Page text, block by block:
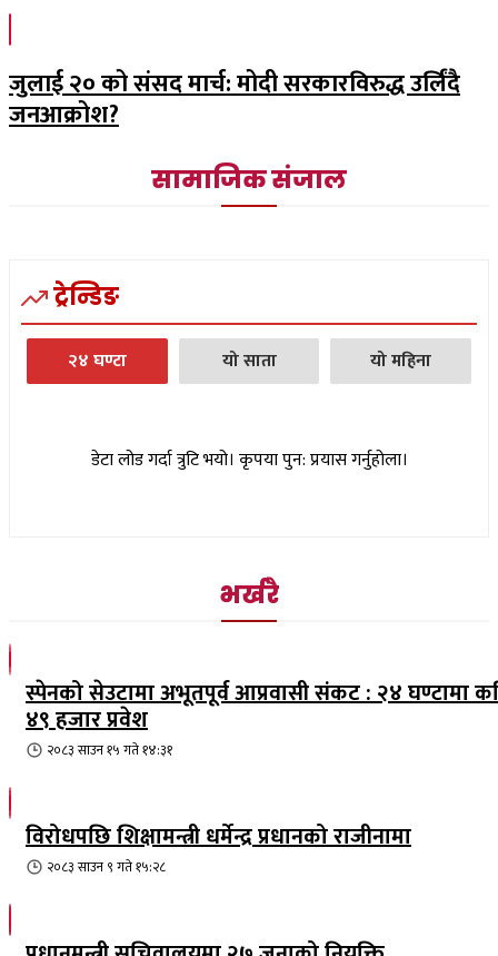
जुलाई २० को संसद मार्च: मोदी सरकारविरुद्ध उर्लिंदै
जनआक्रोश?
सामाजिक संजाल
ट्रेन्डिङ
२४ घण्टा यो साता यो महिना
डेटा लोड गर्दा त्रुटि भयो। कृपया पुन: प्रयास गर्नुहोला।
भर्खरै
स्पेनको सेउटामा अभूतपूर्व आप्रवासी संकट : २४ घण्टामा
४९ हजार प्रवेश
२०८३ साउन १५ गते १४:३१
विरोधपछि शिक्षामन्त्री धर्मेन्द्र प्रधानको राजीनामा
२०८३ साउन ९ गते १५:२८